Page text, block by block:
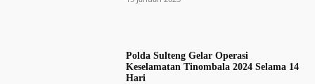
Polda Sulteng Gelar Operasi
Keselamatan Tinombala 2024 Selama 14
Hari